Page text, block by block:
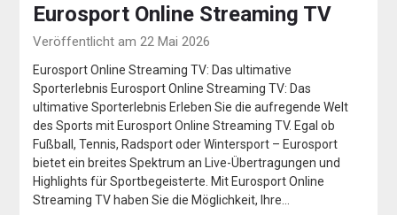
Eurosport Online Streaming TV
Veröffentlicht am 22 Mai 2026
Eurosport Online Streaming TV: Das ultimative
Sporterlebnis Eurosport Online Streaming TV: Das
ultimative Sporterlebnis Erleben Sie die aufregende Welt
des Sports mit Eurosport Online Streaming TV. Egal ob
Fußball, Tennis, Radsport oder Wintersport – Eurosport
bietet ein breites Spektrum an Live-Übertragungen und
Highlights für Sportbegeisterte. Mit Eurosport Online
Streaming TV haben Sie die Möglichkeit, Ihre…